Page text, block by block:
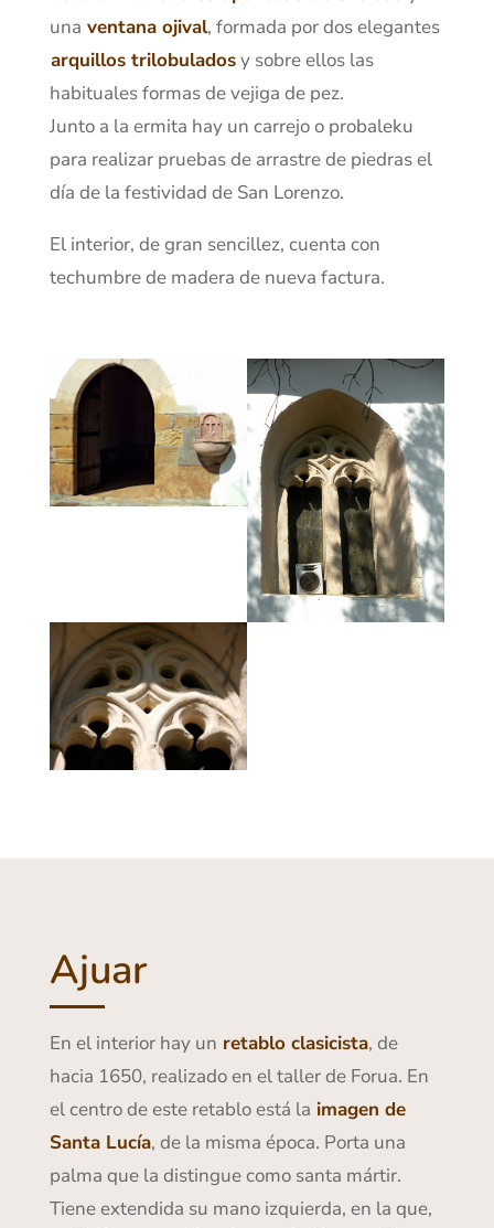
una ventana ojival, formada por dos elegantes
arquillos trilobuladosy sobre ellos las
habituales formas de vejiga de pez.
Junto a la ermita hay un carrejo o probaleku
para realizar pruebas de arrastre de piedras el
día de la festividad de San Lorenzo.
El interior, de gran sencillez, cuenta con
techumbre de madera de nueva factura.
Ajuar
En el interior hay un retablo clasicista, de
hacia 1650, realizado en el taller de Forua. En
el centro de este retablo está la imagen de
Santa Lucía, de la misma época. Porta una
palma que la distingue como santa mártir.
Tiene extendida su mano izquierda, en la que,